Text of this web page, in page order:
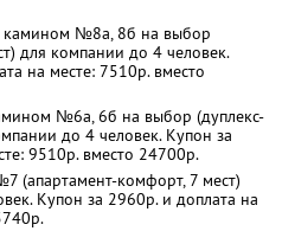
камином №8а, 8б на выбор
для компании до 4 человек.
на месте: 7510р. вместо
№6а, 6б на выбор (дуплекс-
до 4 человек. Купон за
9510р. вместо 24700р.
(апартамент-комфорт, 7 мест)
Купон за 2960р. и доплата на